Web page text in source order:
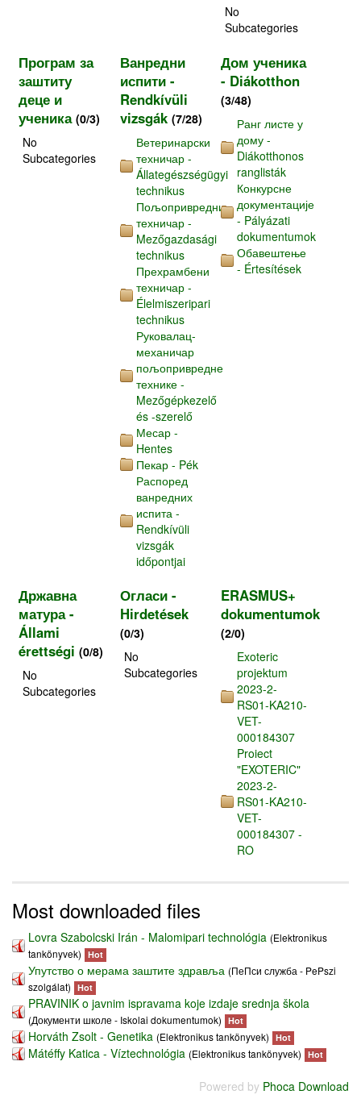
No
Subcategories
Програм за
заштиту
деце и
ученика (0/3)
No
Subcategories
Ванредни
испити -
Rendkívüli
vizsgák (7/28)
Ветеринарски
техничар -
Állategészségügyi
technikus
Пољопривредни
техничар -
Mezőgazdasági
technikus
Прехрамбени
техничар -
Élelmiszeripari
technikus
Руковалац-
механичар
пољопривредне
технике -
Mezőgépkezelő
és -szerelő
Месар -
Hentes
Пекар - Pék
Распоред
ванредних
испита -
Rendkívüli
vizsgák
időpontjai
Дом ученика
- Diákotthon
(3/48)
Ранг листе у
дому -
Diákotthonos
ranglisták
Конкурсне
документације
- Pályázati
dokumentumok
Обавештење
- Értesítések
Државна
матура -
Állami
érettségi (0/8)
No
Subcategories
Огласи -
Hirdetések
(0/3)
No
Subcategories
ERASMUS+
dokumentumok
(2/0)
Exoteric
projektum
2023-2-
RS01-KA210-
VET-
000184307
Proiect
"EXOTERIC"
2023-2-
RS01-KA210-
VET-
000184307 -
RO
Most downloaded files
Lovra Szabolcski Irán - Malomipari technológia (Elektronikus
tankönyvek) Hot
Упутство о мерама заштите здравља (ПеПси служба - PePszi
szolgálat) Hot
PRAVINIK o javnim ispravama koje izdaje srednja škola
(Документи школе - Iskolai dokumentumok) Hot
Horváth Zsolt - Genetika (Elektronikus tankönyvek) Hot
Mátéffy Katica - Víztechnológia (Elektronikus tankönyvek) Hot
Powered by Phoca Download